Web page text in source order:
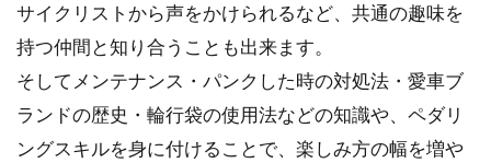
自転車種類別の時速や適した通勤距
離ってどれくらい？
自転車には、ママチャリやクロスバイク、マウ
ンテンバイクやロードバイクなど様々な種類が
サイクリストから声をかけられるなど、共通の趣味を
持つ仲間と知り合うことも出来ます。
そしてメンテナンス・パンクした時の対処法・愛車ブ
ランドの歴史・輪行袋の使用法などの知識や、ペダリ
ングスキルを身に付けることで、楽しみ方の幅を増や